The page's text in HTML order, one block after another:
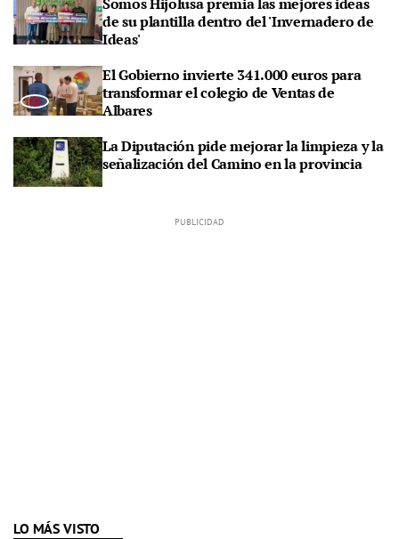
de su plantilla dentro del 'Invernadero de
Ideas'
El Gobierno invierte 341.000 euros para
transformar el colegio de Ventas de
Albares
La Diputación pide mejorar la limpieza y la
señalización del Camino en la provincia
LO MÁS VISTO